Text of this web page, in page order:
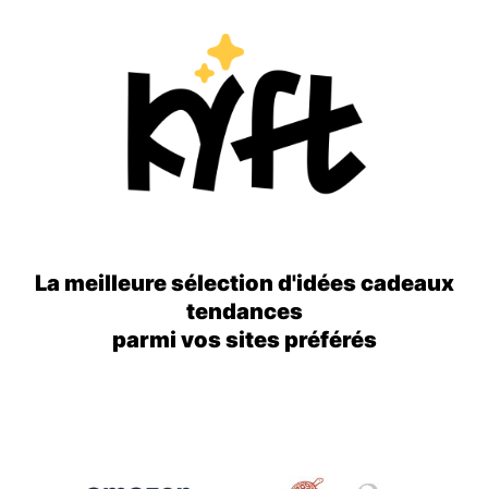
La meilleure sélection d'idées cadeaux
tendances
parmi vos sites préférés